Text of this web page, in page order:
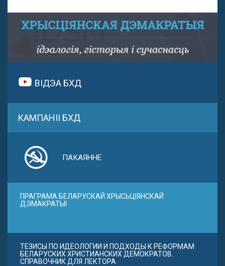
ВІДЭА БХД
КАМПАНІІ БХД
ПАКАЯННЕ
ПРАГРАМА БЕЛАРУСКАЙ ХРЫСЬЦІЯНСКАЙ
ДЭМАКРАТЫІ
ТЕЗИСЫ ПО ИДЕОЛОГИИ И ПОДХОДЫ К РЕФОРМАМ
БЕЛАРУСКИХ ХРИСТИАНСКИХ ДЕМОКРАТОВ.
СПРАВОЧНИК ДЛЯ ЛЕКТОРА